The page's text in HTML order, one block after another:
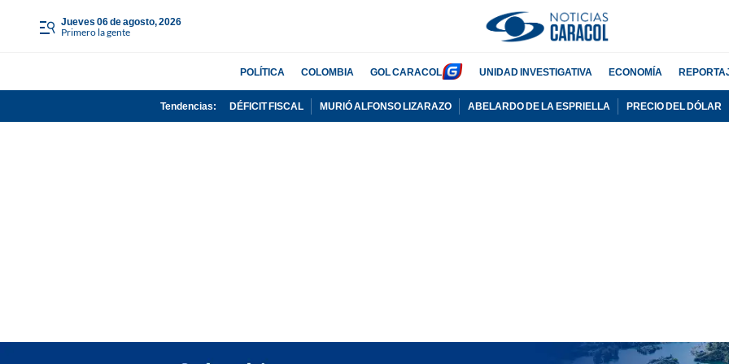
jueves 06 de agosto, 2026
Primero la gente
POLÍTICA COLOMBIA GOL CARACOL UNIDAD INVESTIGATIVA ECONOMÍA
Tendencias: DÉFICIT FISCAL MURIÓ ALFONSO LIZARAZO ABELARDO DE LA ESPRIELLA PRECIO DEL DÓLAR